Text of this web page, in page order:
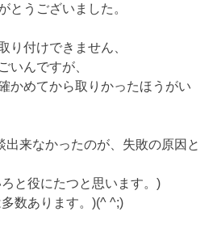
とうございました。
り付けできません、
いんですが、
かめてから取りかったほうがい
出来なかったのが、失敗の原因と
と役にたつと思います。)
数あります。)(^ ^;)